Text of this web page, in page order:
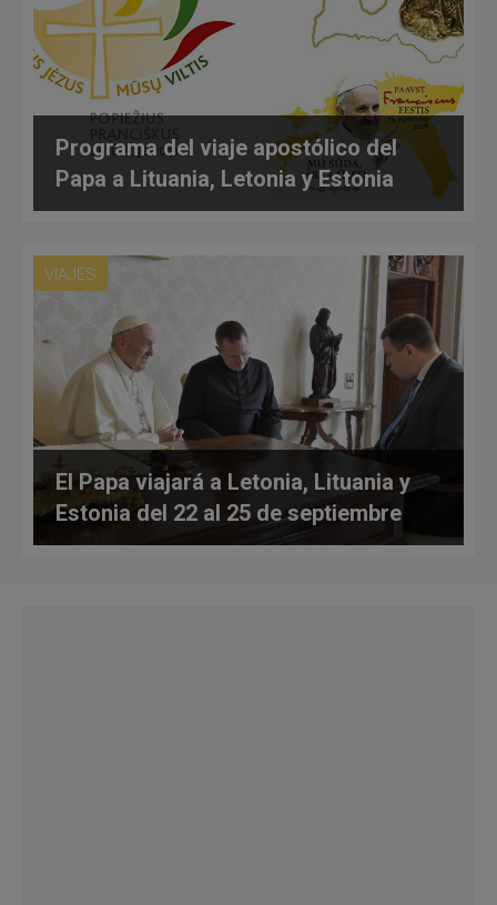
Programa del viaje apostólico del
Papa a Lituania, Letonia y Estonia
VIAJES
El Papa viajará a Letonia, Lituania y
Estonia del 22 al 25 de septiembre